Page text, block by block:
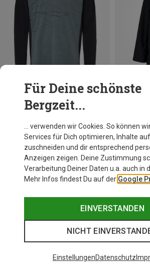
Du sparst 31%
Für Deine schönste
Bergzeit...
… verwenden wir Cookies. So können
Services für Dich optimieren, Inhalte
zuschneiden und dir entsprechend
Anzeigen zeigen. Deine Zustimmung
Verarbeitung Deiner Daten u.a. auch in
Mehr Infos findest Du auf der Google
EINVERSTANDEN
NICHT
EinstellungenDatenschutz